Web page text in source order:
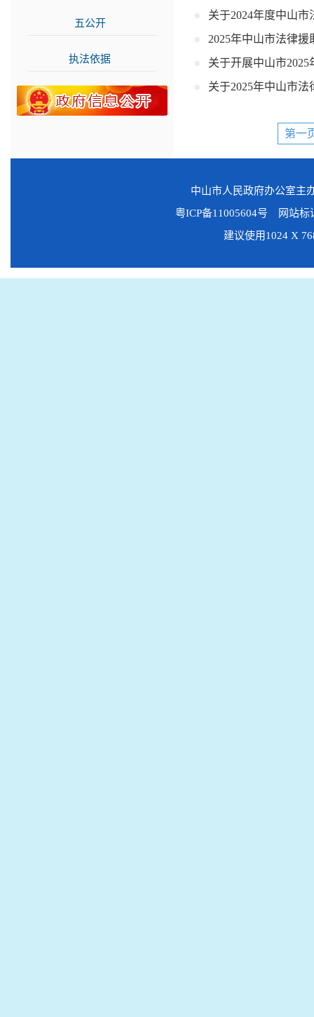
五公开
执法依据
关于2024年度中山
2025年中山市法律
关于开展中山市
关于2025年中山市
第一
中山市人民政府办公室
粤ICP备11005604号 网站标
建议使用1024 X